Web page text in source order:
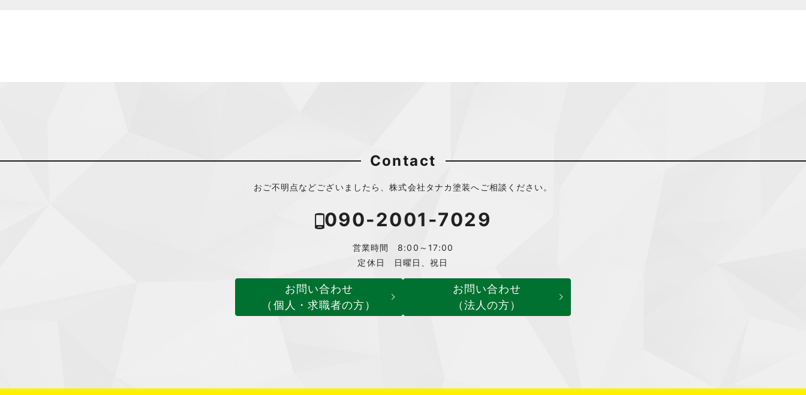
いただきます。
セキュリティーについて
際の通信を暗号化しております。
Contact
おご不明点などございましたら、株式会社タナカ塗装へご相談ください。
090-2001-7029
営業時間 8:00～17:00
定休日 日曜日、祝日
お問い合わせ
（個人・求職者の方）
お問い合わせ
（法人の方）